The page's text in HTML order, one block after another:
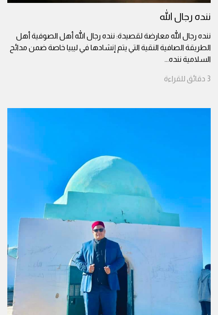
ننده رجال الله
ننده رجال الله معارضة لقصيدة: ننده رجال الله أهل الصوفية أهل
الطريقة الصافية النقية التي يتم إنشادها في ليبيا خاصة ضمن مدائح
السلامية ننده...
3 دقائق للقراءة